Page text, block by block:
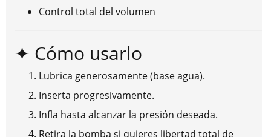
Control total del volumen
✦ Cómo usarlo
Lubrica generosamente (base agua).
Inserta progresivamente.
Infla hasta alcanzar la presión deseada.
Retira la bomba si quieres libertad total de